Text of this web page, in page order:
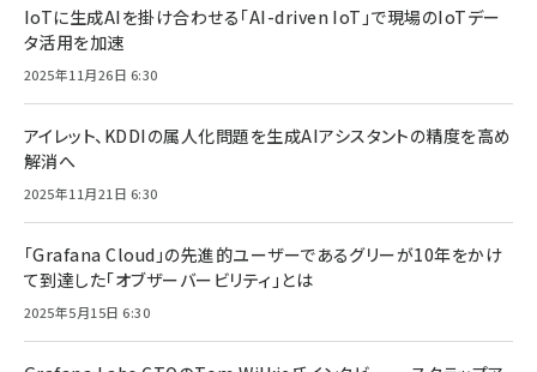
IoTに生成AIを掛け合わせる「AI-driven IoT」で現場のIoTデー
タ活用を加速
2025年11月26日 6:30
アイレット、KDDIの属人化問題を生成AIアシスタントの精度を高め
解消へ
2025年11月21日 6:30
「Grafana Cloud」の先進的ユーザーであるグリーが10年をかけ
て到達した「オブザーバービリティ」とは
2025年5月15日 6:30